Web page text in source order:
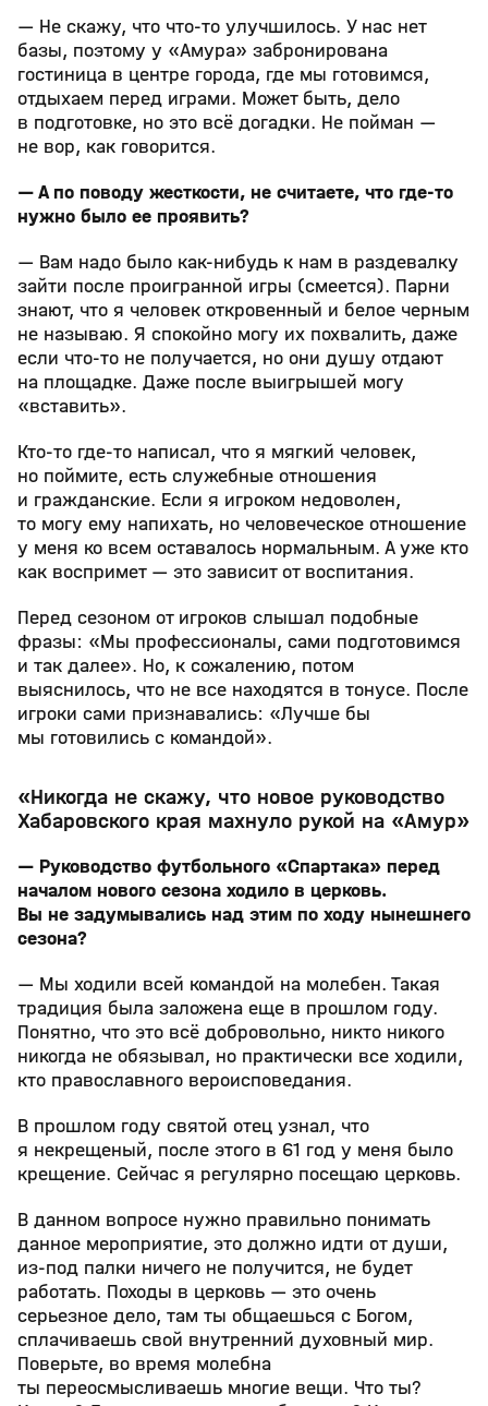
— Не скажу, что что-то улучшилось. У нас нет
базы, поэтому у «Амура» забронирована
гостиница в центре города, где мы готовимся,
отдыхаем перед играми. Может быть, дело
в подготовке, но это всё догадки. Не пойман —
не вор, как говорится.
— А по поводу жесткости, не считаете, что где-то
нужно было ее проявить?
— Вам надо было как-нибудь к нам в раздевалку
зайти после проигранной игры (смеется). Парни
знают, что я человек откровенный и белое черным
не называю. Я спокойно могу их похвалить, даже
если что-то не получается, но они душу отдают
на площадке. Даже после выигрышей могу
«вставить».
Кто-то где-то написал, что я мягкий человек,
но поймите, есть служебные отношения
и гражданские. Если я игроком недоволен,
то могу ему напихать, но человеческое отношение
у меня ко всем оставалось нормальным. А уже кто
как воспримет — это зависит от воспитания.
Перед сезоном от игроков слышал подобные
фразы: «Мы профессионалы, сами подготовимся
и так далее». Но, к сожалению, потом
выяснилось, что не все находятся в тонусе. После
игроки сами признавались: «Лучше бы
мы готовились с командой».
«Никогда не скажу, что новое руководство
Хабаровского края махнуло рукой на «Амур»
— Руководство футбольного «Спартака» перед
началом нового сезона ходило в церковь.
Вы не задумывались над этим по ходу нынешнего
сезона?
— Мы ходили всей командой на молебен. Такая
традиция была заложена еще в прошлом году.
Понятно, что это всё добровольно, никто никого
никогда не обязывал, но практически все ходили,
кто православного вероисповедания.
В прошлом году святой отец узнал, что
я некрещеный, после этого в 61 год у меня было
крещение. Сейчас я регулярно посещаю церковь.
В данном вопросе нужно правильно понимать
данное мероприятие, это должно идти от души,
из-под палки ничего не получится, не будет
работать. Походы в церковь — это очень
серьезное дело, там ты общаешься с Богом,
сплачиваешь свой внутренний духовный мир.
Поверьте, во время молебна
ты переосмысливаешь многие вещи. Что ты?